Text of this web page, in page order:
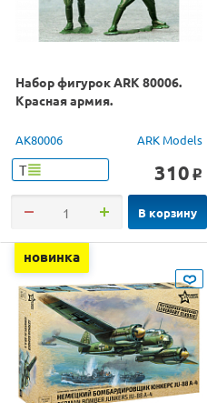
Набор фигурок ARK 80006.
Красная армия.
AK80006 ARK Models
Т 310 o
В корзину
новинка